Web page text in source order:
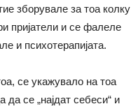
зборувале за тоа колку
пријатели и се фалеле
и психотерапијата.
се укажувало на тоа
се „најдат себеси“ и